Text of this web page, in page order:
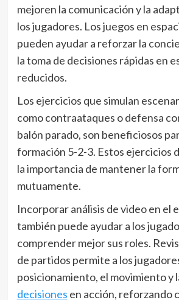
mejoren la comunicación y la
los jugadores. Los juegos en
pueden ayudar a reforzar la
la toma de decisiones rápidas en
reducidos.
Los ejercicios que simulan
como contraataques o defensa
balón parado, son beneficiosos
formación 5-2-3. Estos ejercicios
la importancia de mantener la
mutuamente.
Incorporar análisis de video en el
también puede ayudar a los
comprender mejor sus roles.
de partidos permite a los
posicionamiento, el movimiento y
decisiones en acción, reforzando